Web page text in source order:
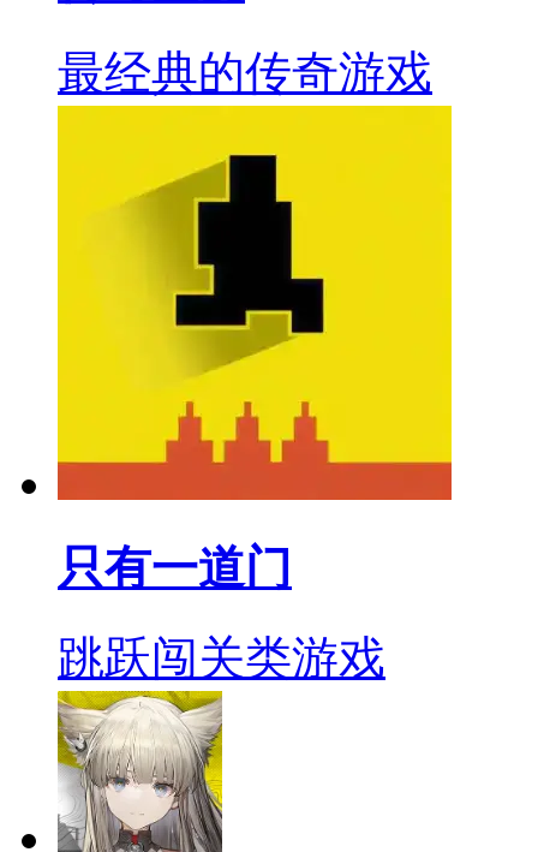
最经典的传奇游戏
只有一道门
跳跃闯关类游戏